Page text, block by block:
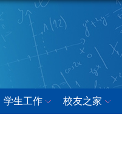
学生工作 校友之家